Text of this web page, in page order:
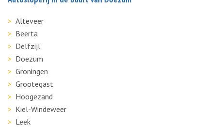
Alteveer
Beerta
Delfzijl
Doezum
Groningen
Grootegast
Hoogezand
Kiel-Windeweer
Leek